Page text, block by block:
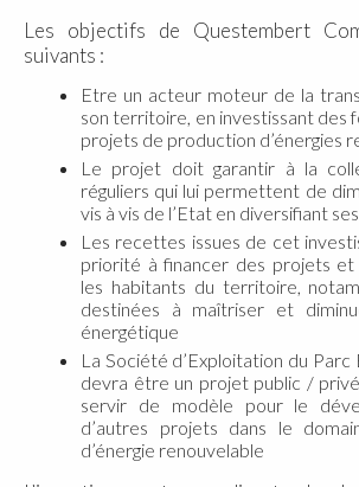
Les objectifs de Questembert
suivants :
Etre un acteur moteur de la
son territoire, en investissant des
projets de production d’énergies
Le projet doit garantir à la
réguliers qui lui permettent de
vis à vis de l’Etat en diversifiant
Les recettes issues de cet
priorité à financer des projets
les habitants du territoire,
destinées à maîtriser et
énergétique
La Société d’Exploitation du
devra être un projet public /
servir de modèle pour le
d’autres projets dans le
d’énergie renouvelable